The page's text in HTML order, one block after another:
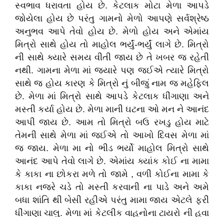
સ્વભાવ ધરાવતા હોય છે. કેટલાક મોટા મેળા આપડે
જોયેલા હોય છે પરંતુ ગામનો મેળો આપણે સર્વશ્રેષ્ઠ
અનુભવ આપે તેવો હોય છે. મેળો હોય અને એમાંય
મિત્રો સાથે હોય તો માહોલ ભર્યું-ભર્યું લાગે છે. મિત્રો
ની સાથે ક્યારે સમય વીતી જાય છે તે ખબર જ રહેતી
નથી. ગામના મેળા માં જ્યારે પણ જઈએ ત્યારે મિત્રો
સાથે જ હોય કારણ કે મિત્રો નું બીજું નામ જ મહેફિલ
છે. મેળા માં મિત્રો સાથે આપડે કેટલાક ધીંગાણા અને
મસ્તી કર્યા હોય છે. મેળા માની ઘટના ઓ મન ને આનંદ
આપી જાય છે. આમ તો મિત્રો બઉ રખડુ હોય માટે
તેમની સાથે મેળા માં જઈએ તો આખો દિવસ મેળા માં
જ જાય. મેળા મા નો ભીડ ભર્યો માહોલ મિત્રો સાથે
આનંદ આપે તેવો લાગે છે. એમાંય ક્યાંક કોઈ ના મામા
કે કાકા ના છોકરા મળે તો જામે , વળી કોઈના મામા કે
કાકા નજરે ચડે તો મસ્તી કરવાની ના પાડે અને અમે
બધા શાંતિ થી બેસી રહીએ પરંતુ મામા જાય એટલે ફરી
ધીંગાણા ચાલુ. મેળા માં કેટલીક વાહનોના ટાયરો ની હવા